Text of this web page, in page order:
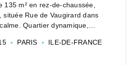
135 m² en rez-de-chaussée,
située Rue de Vaugirard dans
Quartier dynamique,
ainsi que plusieurs bus.
PARIS ILE-DE-FRANCE